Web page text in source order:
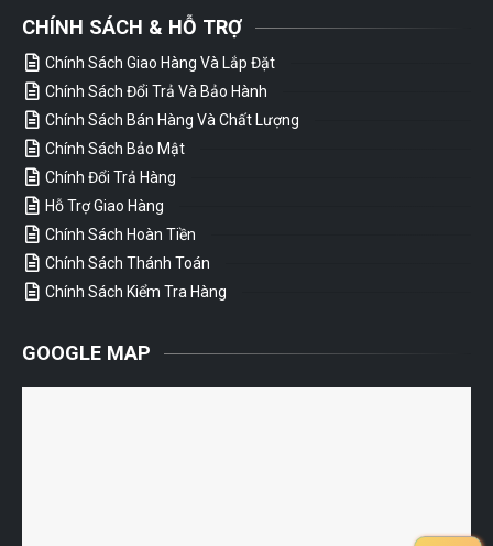
CHÍNH SÁCH & HỖ TRỢ
Chính Sách Giao Hàng Và Lắp Đặt
Chính Sách Đổi Trả Và Bảo Hành
Chính Sách Bán Hàng Và Chất Lượng
Chính Sách Bảo Mật
Chính Đổi Trả Hàng
Hỗ Trợ Giao Hàng
Chính Sách Hoàn Tiền
Chính Sách Thánh Toán
Chính Sách Kiểm Tra Hàng
GOOGLE MAP